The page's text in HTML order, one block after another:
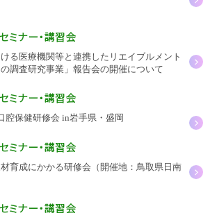
ける医療機関等と連携したリエイブルメント
調査研究事業」報告会の開催について
腔保健研修会 in岩手県・盛岡
育成にかかる研修会（開催地：鳥取県日南